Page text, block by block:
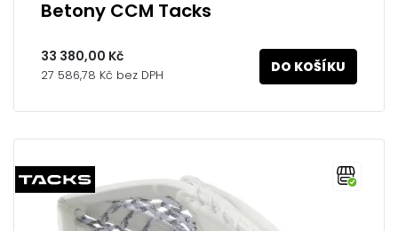
Betony CCM Tacks
33 380,00 Kč
27 586,78 Kč bez DPH DO KOŠÍKU